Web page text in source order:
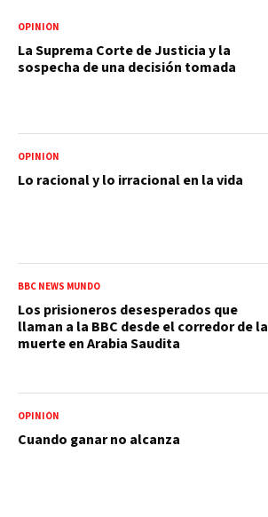
OPINIÓN
La Suprema Corte de Justicia y la
sospecha de una decisión tomada
OPINIÓN
Lo racional y lo irracional en la vida
BBC NEWS MUNDO
Los prisioneros desesperados que
llaman a la BBC desde el corredor de la
muerte en Arabia Saudita
OPINIÓN
Cuando ganar no alcanza